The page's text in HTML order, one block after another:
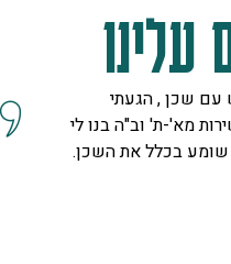
עלינו
עם שכן , הגעתי
מא'-ת' וב"ה בנו לי
שומע בכלל את השכן.